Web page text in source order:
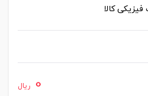
کالا
0 ریال